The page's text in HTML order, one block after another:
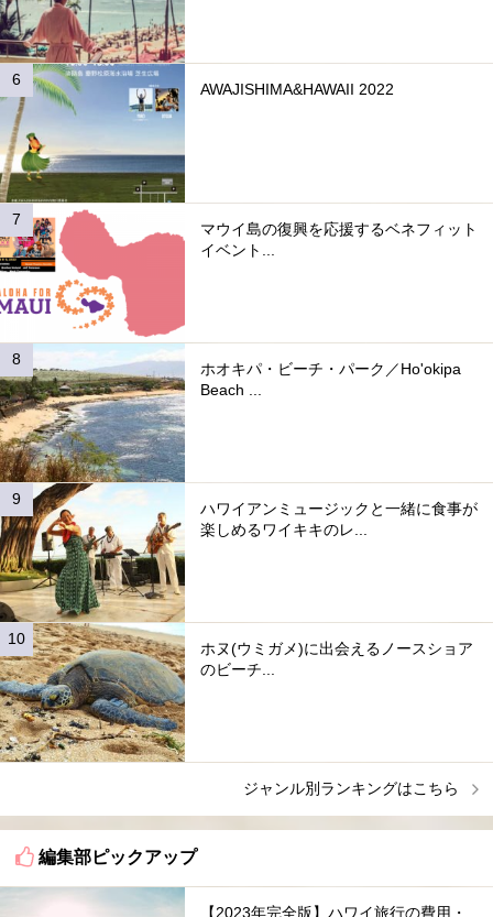
AWAJISHIMA&HAWAII 2022
マウイ島の復興を応援するベネフィット
イベント...
ホオキパ・ビーチ・パーク／Ho'okipa
Beach ...
ハワイアンミュージックと一緒に食事が
楽しめるワイキキのレ...
ホヌ(ウミガメ)に出会えるノースショア
のビーチ...
ジャンル別ランキングはこちら
編集部ピックアップ
【2023年完全版】ハワイ旅行の費用・